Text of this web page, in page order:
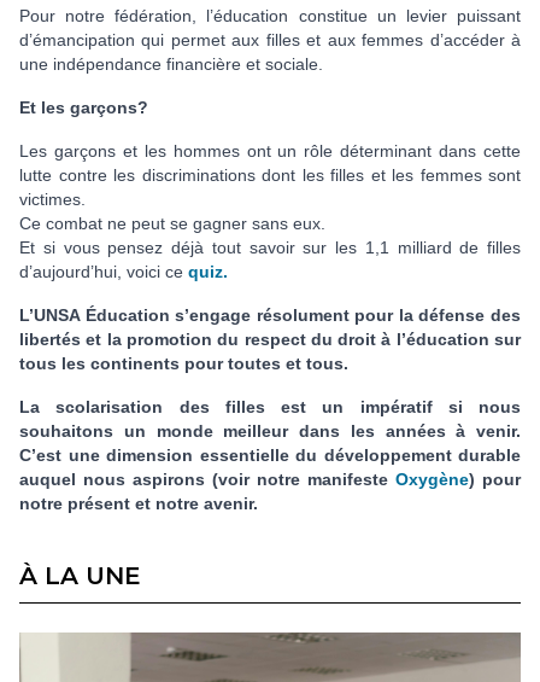
Pour notre fédération, l’éducation constitue un levier puissant
d’émancipation qui permet aux filles et aux femmes d’accéder à
une indépendance financière et sociale.
Et les garçons?
Les garçons et les hommes ont un rôle déterminant dans cette
lutte contre les discriminations dont les filles et les femmes sont
victimes.
Ce combat ne peut se gagner sans eux.
Et si vous pensez déjà tout savoir sur les 1,1 milliard de filles
d’aujourd’hui, voici ce quiz.
L’UNSA Éducation s’engage résolument pour la défense des
libertés et la promotion du respect du droit à l’éducation sur
tous les continents pour toutes et tous.
La scolarisation des filles est un impératif si nous
souhaitons un monde meilleur dans les années à venir.
C’est une dimension essentielle du développement durable
auquel nous aspirons (voir notre manifeste Oxygène) pour
notre présent et notre avenir.
À LA UNE